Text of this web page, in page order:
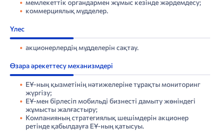
мемлекеттік органдармен жұмыс кезінде жәрдемдесу;
коммерциялық мүдделер.
Үлес
акционерлердің мүдделерін сақтау.
Өзара әрекеттесу механизмдері
ЕҰ-ның қызметінің нәтижелеріне тұрақты мониторинг
жүргізу;
ЕҰ-мен бірлесіп мобильді бизнесті дамыту жөніндегі
жұмысты жалғастыру;
Компанияның стратегиялық шешімдерін акционер
ретінде қабылдауға ЕҰ-ның қатысуы.